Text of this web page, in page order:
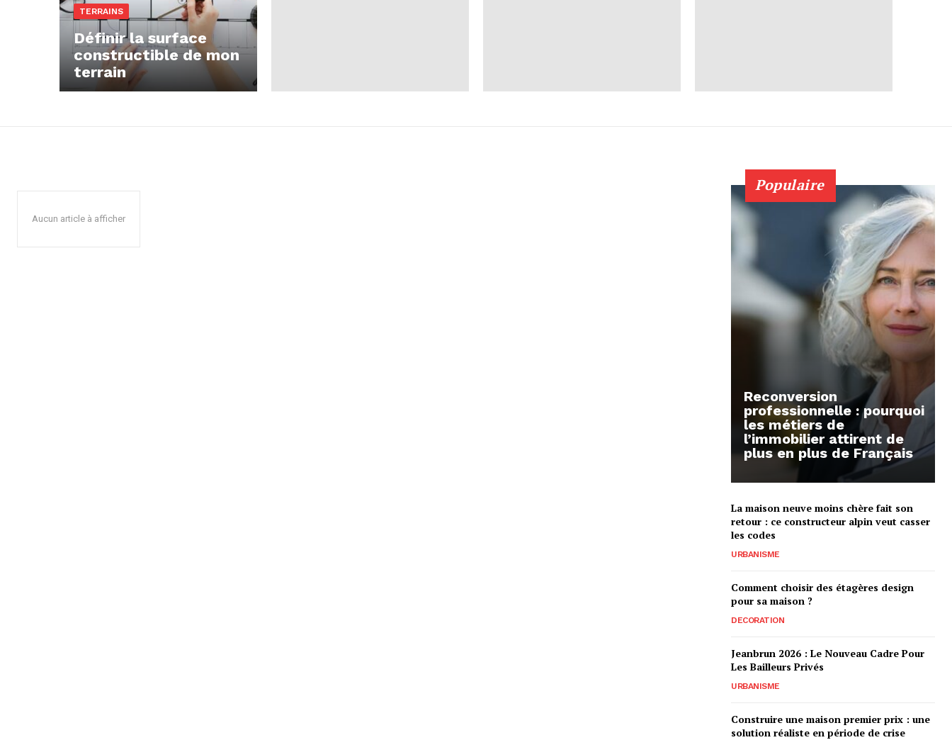
TERRAINS
Définir la surface
constructible de mon
terrain
Aucun article à afficher
Populaire
Reconversion
professionnelle : pourquoi
les métiers de
l’immobilier attirent de
plus en plus de Français
La maison neuve moins chère fait son
retour : ce constructeur alpin veut casser
les codes
URBANISME
Comment choisir des étagères design
pour sa maison ?
DECORATION
Jeanbrun 2026 : Le Nouveau Cadre Pour
Les Bailleurs Privés
URBANISME
Construire une maison premier prix : une
solution réaliste en période de crise